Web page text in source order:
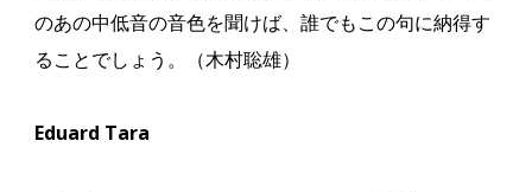
のあの中低音の音色を聞けば、誰でもこの句に納得す
ることでしょう。（木村聡雄）
Eduard Tara